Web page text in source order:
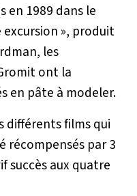
en 1989 dans le
», produit
les
ont la
en pâte à modeler.
différents films qui
récompensés par 3
succès aux quatre